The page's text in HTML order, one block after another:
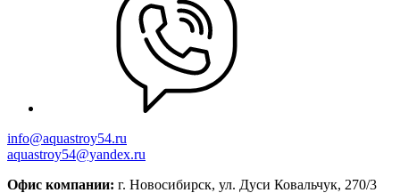
info@aquastroy54.ru
aquastroy54@yandex.ru
Офис компании: г. Новосибирск, ул. Дуси Ковальчук, 270/3